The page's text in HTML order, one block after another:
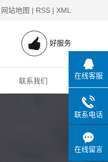
网站地图 | RSS | XML
料 好服务
联系我们
在线客服
联系电话
在线留言